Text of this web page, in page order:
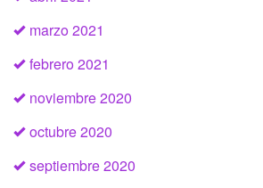
marzo 2021
febrero 2021
noviembre 2020
octubre 2020
septiembre 2020